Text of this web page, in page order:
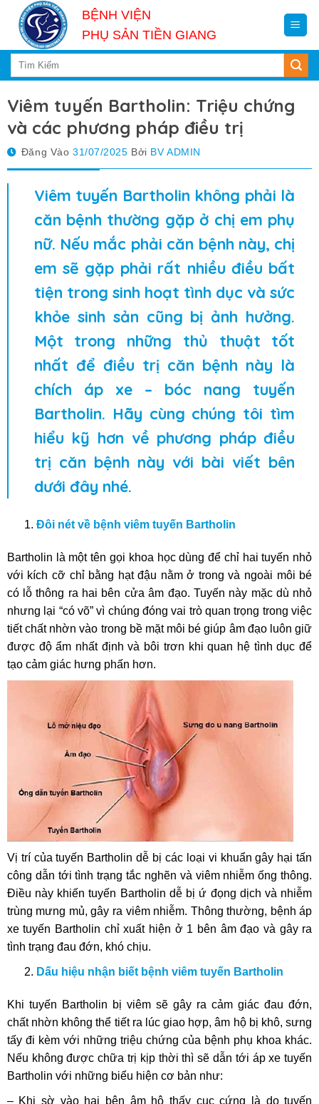
content
BỆNH VIỆN
PHỤ SẢN TIỀN GIANG
Viêm tuyến Bartholin: Triệu chứng
và các phương pháp điều trị
Đăng Vào 31/07/2025 Bởi BV ADMIN
Viêm tuyến Bartholin không phải là
căn bệnh thường gặp ở chị em phụ
nữ. Nếu mắc phải căn bệnh này, chị
em sẽ gặp phải rất nhiều điều bất
tiện trong sinh hoạt tình dục và sức
khỏe sinh sản cũng bị ảnh hưởng.
Một trong những thủ thuật tốt
nhất để điều trị căn bệnh này là
chích áp xe – bóc nang tuyến
Bartholin. Hãy cùng chúng tôi tìm
hiểu kỹ hơn về phương pháp điều
trị căn bệnh này với bài viết bên
dưới đây nhé.
Đôi nét về bệnh viêm tuyến Bartholin
Bartholin là một tên gọi khoa học dùng để chỉ hai tuyến nhỏ
với kích cỡ chỉ bằng hạt đậu nằm ở trong và ngoài môi bé
có lỗ thông ra hai bên cửa âm đạo. Tuyến này mặc dù nhỏ
nhưng lại “có võ” vì chúng đóng vai trò quan trọng trong việc
tiết chất nhờn vào trong bề mặt môi bé giúp âm đạo luôn giữ
được độ ẩm nhất định và bôi trơn khi quan hệ tình dục để
tạo cảm giác hưng phấn hơn.
Vị trí của tuyến Bartholin dễ bị các loại vi khuẩn gây hại tấn
công dẫn tới tình trạng tắc nghẽn và viêm nhiễm ống thông.
Điều này khiến tuyến Bartholin dễ bị ứ đọng dịch và nhiễm
trùng mưng mủ, gây ra viêm nhiễm. Thông thường, bệnh áp
xe tuyến Bartholin chỉ xuất hiện ở 1 bên âm đạo và gây ra
tình trạng đau đớn, khó chịu.
Dấu hiệu nhận biết bệnh viêm tuyến Bartholin
Khi tuyến Bartholin bị viêm sẽ gây ra cảm giác đau đớn,
chất nhờn không thể tiết ra lúc giao hợp, âm hộ bị khô, sưng
tấy đi kèm với những triệu chứng của bệnh phụ khoa khác.
Nếu không được chữa trị kịp thời thì sẽ dẫn tới áp xe tuyến
Bartholin với những biểu hiện cơ bản như:
– Khi sờ vào hai bên âm hộ thấy cục cứng là do tuyến